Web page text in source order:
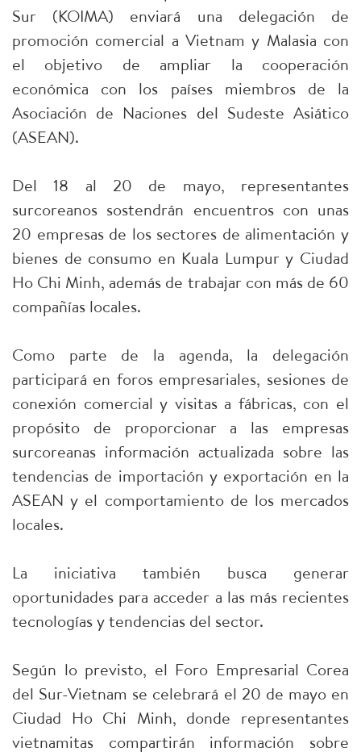
Sur (KOIMA) enviará una delegación de
promoción comercial a Vietnam y Malasia con
el objetivo de ampliar la cooperación
económica con los países miembros de la
Asociación de Naciones del Sudeste Asiático
(ASEAN).
Del 18 al 20 de mayo, representantes
surcoreanos sostendrán encuentros con unas
20 empresas de los sectores de alimentación y
bienes de consumo en Kuala Lumpur y Ciudad
Ho Chi Minh, además de trabajar con más de 60
compañías locales.
Como parte de la agenda, la delegación
participará en foros empresariales, sesiones de
conexión comercial y visitas a fábricas, con el
propósito de proporcionar a las empresas
surcoreanas información actualizada sobre las
tendencias de importación y exportación en la
ASEAN y el comportamiento de los mercados
locales.
La iniciativa también busca generar
oportunidades para acceder a las más recientes
tecnologías y tendencias del sector.
Según lo previsto, el Foro Empresarial Corea
del Sur-Vietnam se celebrará el 20 de mayo en
Ciudad Ho Chi Minh, donde representantes
vietnamitas compartirán información sobre